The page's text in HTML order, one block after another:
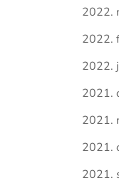
2022.
2022.
2022.
2021.
2021.
2021.
2021.